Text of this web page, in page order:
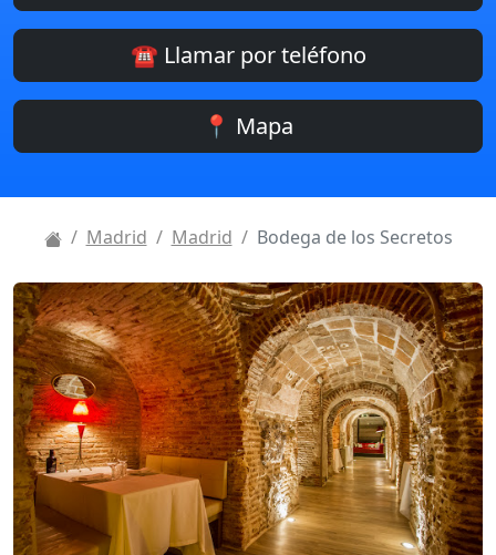
☎️ Llamar por teléfono
📍 Mapa
Madrid Madrid Bodega de los Secretos